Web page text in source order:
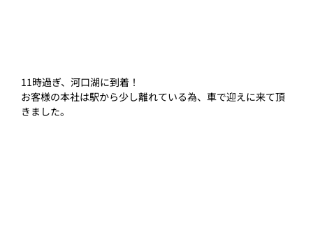
11時過ぎ、河口湖に到着！
お客様の本社は駅から少し離れている為、車で迎えに来て頂
きました。